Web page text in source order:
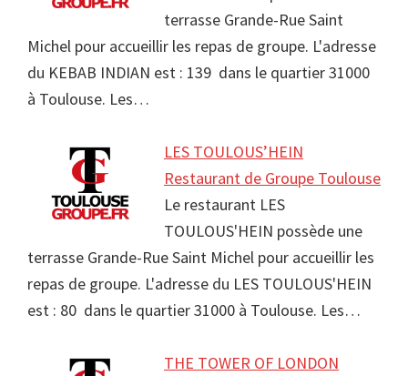
terrasse Grande-Rue Saint
Michel pour accueillir les repas de groupe. L'adresse
du KEBAB INDIAN est : 139 dans le quartier 31000
à Toulouse. Les…
LES TOULOUS’HEIN
Restaurant de Groupe Toulouse
Le restaurant LES
TOULOUS'HEIN possède une
terrasse Grande-Rue Saint Michel pour accueillir les
repas de groupe. L'adresse du LES TOULOUS'HEIN
est : 80 dans le quartier 31000 à Toulouse. Les…
THE TOWER OF LONDON